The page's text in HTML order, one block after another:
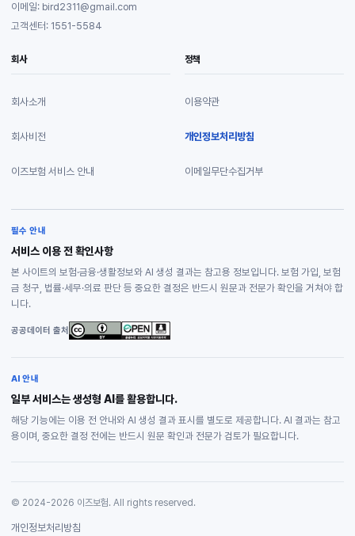
이메일: bird2311@gmail.com
고객센터: 1551-5584
회사
회사소개
회사비전
이즈보험 서비스 안내
정책
이용약관
개인정보처리방침
이메일무단수집거부
필수 안내
서비스 이용 전 확인사항
본 사이트의 보험·금융·생활정보와 AI 생성 결과는 참고용 정보입니다. 보험 가입, 보험
금 청구, 법률·세무·의료 판단 등 중요한 결정은 반드시 원문과 전문가 확인을 거쳐야 합
니다.
공공데이터 출처
AI 안내
일부 서비스는 생성형 AI를 활용합니다.
해당 기능에는 이용 전 안내와 AI 생성 결과 표시를 별도로 제공합니다. AI 결과는 참고
용이며, 중요한 결정 전에는 반드시 원문 확인과 전문가 검토가 필요합니다.
© 2024-2026 이즈보험. All rights reserved.
개인정보처리방침